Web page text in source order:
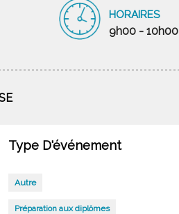
HORAIRES
9h00 - 10h00
Type D'événement
Autre
Préparation aux diplômes